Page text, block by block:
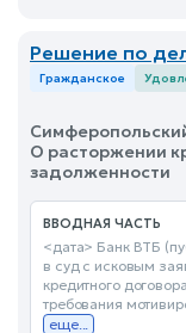
Решение по
Гражданское
О расторжении
задолженности
ВВОДНАЯ ЧАСТЬ
<дата> Банк ВТБ
в суд с исковым
кредитного
требования
еще...